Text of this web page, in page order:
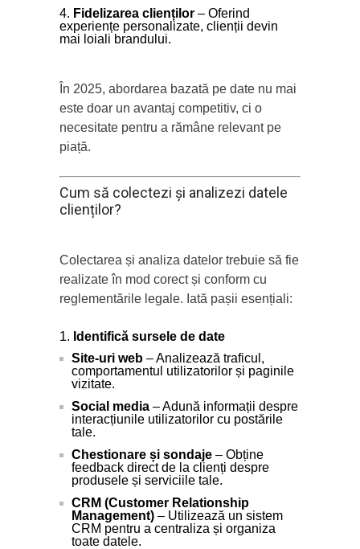
Fidelizarea clienților – Oferind
experiențe personalizate, clienții devin
mai loiali brandului.
În 2025, abordarea bazată pe date nu mai
este doar un avantaj competitiv, ci o
necesitate pentru a rămâne relevant pe
piață.
Cum să colectezi și analizezi datele
clienților?
Colectarea și analiza datelor trebuie să fie
realizate în mod corect și conform cu
reglementările legale. Iată pașii esențiali:
Identifică sursele de date
Site-uri web – Analizează traficul,
comportamentul utilizatorilor și paginile
vizitate.
Social media – Adună informații despre
interacțiunile utilizatorilor cu postările
tale.
Chestionare și sondaje – Obține
feedback direct de la clienți despre
produsele și serviciile tale.
CRM (Customer Relationship
Management) – Utilizează un sistem
CRM pentru a centraliza și organiza
toate datele.